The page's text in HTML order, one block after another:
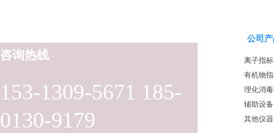
153-1309-5671 185-
0130-9179
咨询热线
公司
离子指标
有机物
理化消
辅助设备
其他仪器